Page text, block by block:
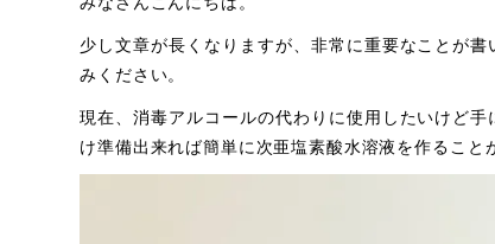
少し文章が長くなりますが、非常に重要なことが書
みください。
現在、消毒アルコールの代わりに使用したいけど
け準備出来れば簡単に次亜塩素酸水溶液を作るこ